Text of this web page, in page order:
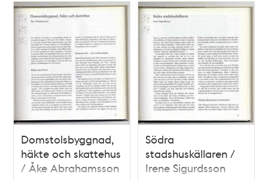
Domstolsbyggnad,
häkte och skattehus
/ Åke Abrahamsson
Södra
stadshuskällaren /
Irene Sigurdsson